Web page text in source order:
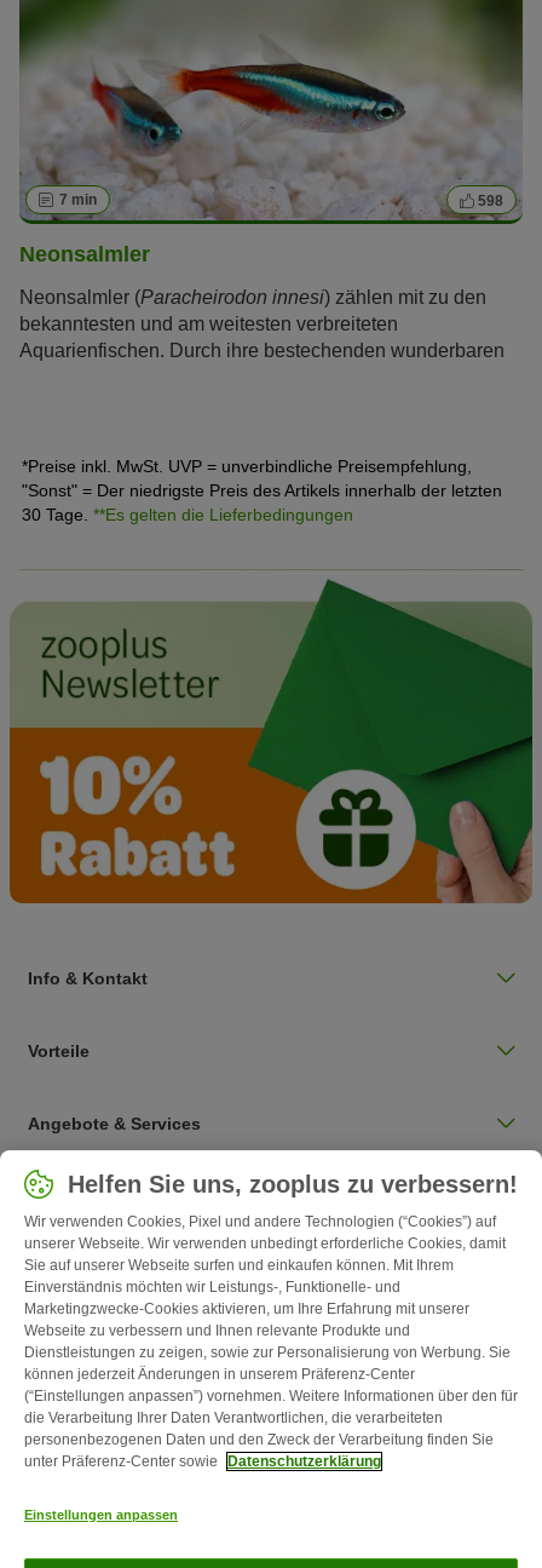
7 min 598
Neonsalmler
Neonsalmler (Paracheirodon innesi) zählen mit zu den
bekanntesten und am weitesten verbreiteten
Aquarienfischen. Durch ihre bestechenden wunderbaren
*Preise inkl. MwSt. UVP = unverbindliche Preisempfehlung,
"Sonst" = Der niedrigste Preis des Artikels innerhalb der letzten
30 Tage. **Es gelten die Lieferbedingungen
Info & Kontakt
Vorteile
Angebote & Services
Land auswählen
Deutschland / DE
Follow zooplus
Kontakt Versandkosten & Lieferzeit
Zahlungsarten
Über uns Partnerprogramme Karriere Corporate
Helfen Sie uns, zooplus zu verbessern!
Wir verwenden Cookies, Pixel und andere Technologien (“Cookies”) auf
unserer Webseite. Wir verwenden unbedingt erforderliche Cookies, damit
Sie auf unserer Webseite surfen und einkaufen können. Mit Ihrem
Einverständnis möchten wir Leistungs-, Funktionelle- und
Marketingzwecke-Cookies aktivieren, um Ihre Erfahrung mit unserer
Webseite zu verbessern und Ihnen relevante Produkte und
Dienstleistungen zu zeigen, sowie zur Personalisierung von Werbung. Sie
können jederzeit Änderungen in unserem Präferenz-Center
(“Einstellungen anpassen”) vornehmen. Weitere Informationen über den für
die Verarbeitung Ihrer Daten Verantwortlichen, die verarbeiteten
personenbezogenen Daten und den Zweck der Verarbeitung finden Sie
unter Präferenz-Center sowie
Datenschutzerklärung
Einstellungen anpassen